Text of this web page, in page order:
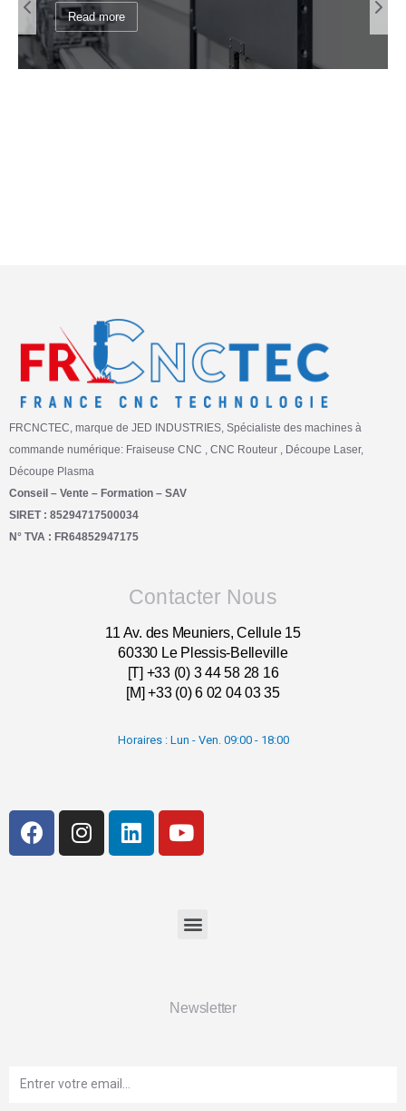
Read more
FRCNCTEC, marque de JED INDUSTRIES, Spécialiste des machines à
commande numérique: Fraiseuse CNC , CNC Routeur , Découpe Laser,
Découpe Plasma
Conseil – Vente – Formation – SAV
SIRET : 85294717500034
N° TVA : FR64852947175
Contacter Nous
11 Av. des Meuniers, Cellule 15
60330 Le Plessis-Belleville
[T] +33 (0) 3 44 58 28 16
[M] +33 (0) 6 02 04 03 35
Horaires : Lun - Ven. 09:00 - 18:00
Newsletter